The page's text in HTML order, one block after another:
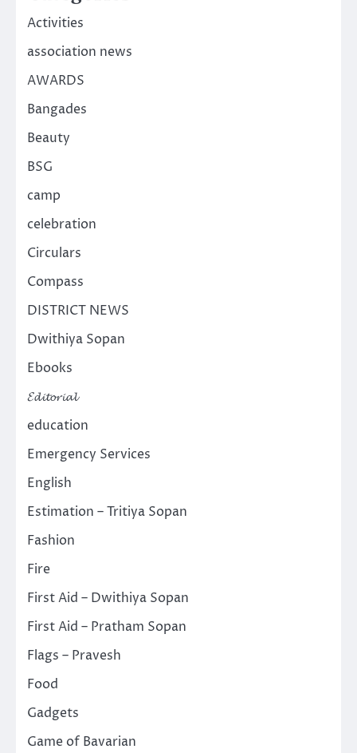
Activities
association news
AWARDS
Bangades
Beauty
BSG
camp
celebration
Circulars
Compass
DISTRICT NEWS
Dwithiya Sopan
Ebooks
𝓔𝓭𝓲𝓽𝓸𝓻𝓲𝓪𝓵
education
Emergency Services
English
Estimation – Tritiya Sopan
Fashion
Fire
First Aid – Dwithiya Sopan
First Aid – Pratham Sopan
Flags – Pravesh
Food
Gadgets
Game of Bavarian